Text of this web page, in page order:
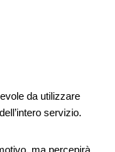
da utilizzare
servizio.
ma percepirà